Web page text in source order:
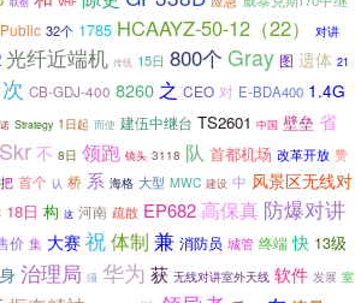
Public 32个 1785 HCAAYZ-50-12（22） 对讲
光纤近端机 传统 15日 800个 Gray 图 遗体 21
次 CB-GDJ-400 8260 之 CEO 对 E-BDA400 1.4G
诺 Strategy 1日起 而使 建伍中继台 TS2601 中国 壁垒 省
Skr 不 8日 领跑 镜头 3118 队 首都机场 改革开放 赞
把 首个 认 桥 系 海格 大型 MWC 建设 中 风景区无线对
18日 构 这 河南 疏散 EP682高保真 防爆对讲
价 集 大赛 祝体制 兼 消防员 城管 终端 快 13级
治理局 须 华为 获 无线对讲室外天线 软件 发展 室